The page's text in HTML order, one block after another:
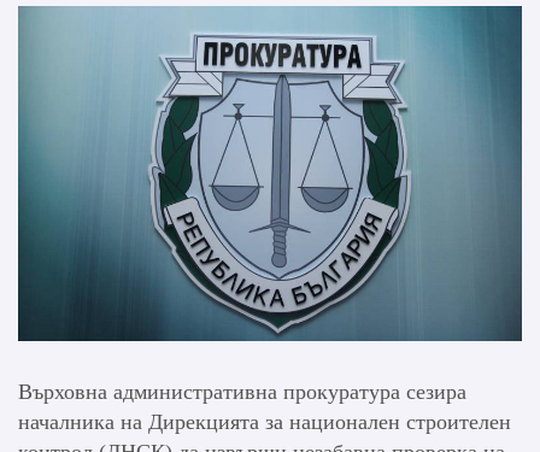
Върховна административна прокуратура сезира
началника на Дирекцията за национален строителен